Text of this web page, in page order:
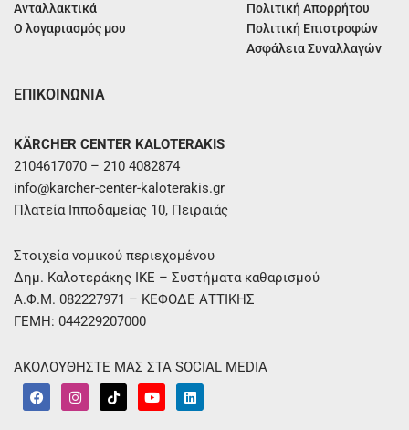
Ανταλλακτικά
Ο λογαριασμός μου
Πολιτική Απορρήτου
Πολιτική Επιστροφών
Ασφάλεια Συναλλαγών
ΕΠΙΚΟΙΝΩΝΙΑ
KÄRCHER CENTER KALOTERAKIS
2104617070 – 210 4082874
info@karcher-center-kaloterakis.gr
Πλατεία Ιπποδαμείας 10, Πειραιάς
Στοιχεία νομικού περιεχομένου
Δημ. Καλοτεράκης ΙΚΕ – Συστήματα καθαρισμού
Α.Φ.Μ. 082227971 – ΚΕΦΟΔΕ ΑΤΤΙΚΗΣ
ΓΕΜΗ: 044229207000
ΑΚΟΛΟΥΘΗΣΤΕ ΜΑΣ ΣΤΑ SOCIAL MEDIA
F
a
c
I
n
s
T
i
k
Y
o
u
L
i
n